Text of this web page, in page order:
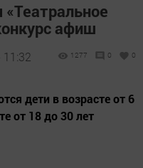
афиш
11:32 1277 0 0
дети в возрасте от 6
от 18 до 30 лет